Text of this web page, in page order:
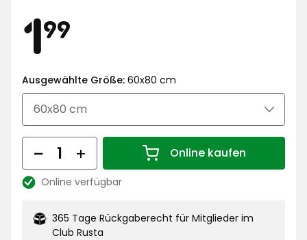
Preis
199
€
Ausgewählte Größe: 60x80 cm
Menge Online kaufen
Menge 1
Lagerbestand:
Online verfügbar
365 Tage Rückgaberecht für Mitglieder im
Club Rusta